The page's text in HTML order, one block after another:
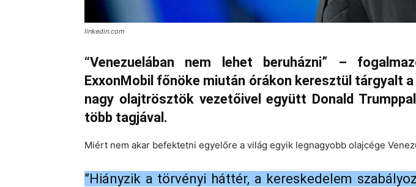
linkedin.com
“Venezuelában nem lehet beruházni” –
ExxonMobil főnöke miután órákon keresztül tárgyalt a
nagy olajtrösztök vezetőivel együtt Donald
több tagjával.
Miért nem akar befektetni egyelőre a világ egyik legnagyobb olajcége
”Hiányzik a törvényi háttér, a kereskedelem